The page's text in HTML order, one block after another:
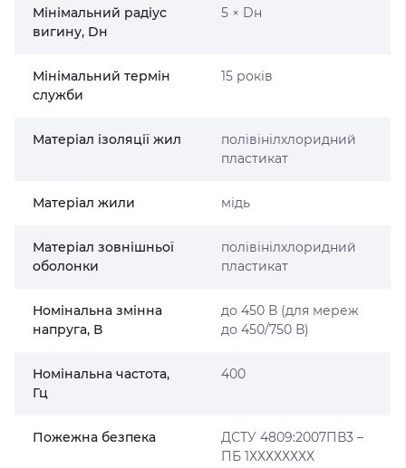
Мінімальний радіус
вигину, Dн
5 × Dн
Мінімальний термін
служби
15 років
Матеріал ізоляції жил
полівінілхлоридний
пластикат
Матеріал жили мідь
Матеріал зовнішньої
оболонки
полівінілхлоридний
пластикат
Номінальна змінна
напруга, В
до 450 В (для мереж
до 450/750 В)
Номінальна частота,
Гц
400
Пожежна безпека
ДСТУ 4809:2007ПВ3 –
ПБ 1ХХХХХХХХ